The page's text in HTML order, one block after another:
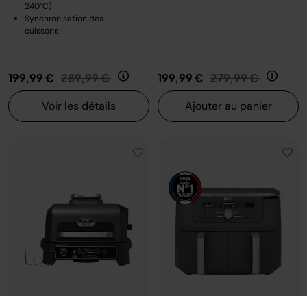
240°C)
Synchronisation des
cuissons
199,99 € Prix réduit de
289,99 € au
Voir les détails
199,99 € Prix réduit de
279,99 € au
Ajouter au panier